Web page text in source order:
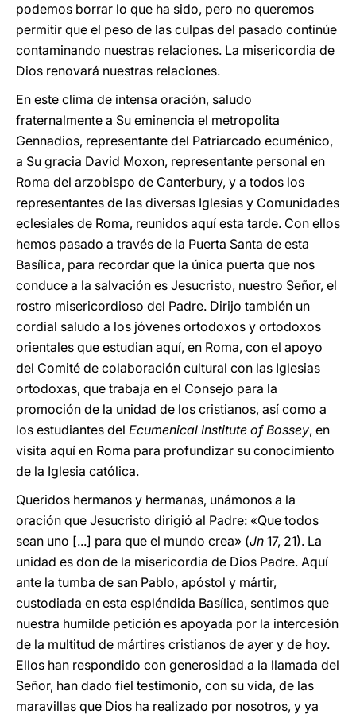
podemos borrar lo que ha sido, pero no queremos
permitir que el peso de las culpas del pasado continúe
contaminando nuestras relaciones. La misericordia de
Dios renovará nuestras relaciones.
En este clima de intensa oración, saludo
fraternalmente a Su eminencia el metropolita
Gennadios, representante del Patriarcado ecuménico,
a Su gracia David Moxon, representante personal en
Roma del arzobispo de Canterbury, y a todos los
representantes de las diversas Iglesias y Comunidades
eclesiales de Roma, reunidos aquí esta tarde. Con ellos
hemos pasado a través de la Puerta Santa de esta
Basílica, para recordar que la única puerta que nos
conduce a la salvación es Jesucristo, nuestro Señor, el
rostro misericordioso del Padre. Dirijo también un
cordial saludo a los jóvenes ortodoxos y ortodoxos
orientales que estudian aquí, en Roma, con el apoyo
del Comité de colaboración cultural con las Iglesias
ortodoxas, que trabaja en el Consejo para la
promoción de la unidad de los cristianos, así como a
los estudiantes del Ecumenical Institute of Bossey, en
visita aquí en Roma para profundizar su conocimiento
de la Iglesia católica.
Queridos hermanos y hermanas, unámonos a la
oración que Jesucristo dirigió al Padre: «Que todos
sean uno [...] para que el mundo crea» (Jn 17, 21). La
unidad es don de la misericordia de Dios Padre. Aquí
ante la tumba de san Pablo, apóstol y mártir,
custodiada en esta espléndida Basílica, sentimos que
nuestra humilde petición es apoyada por la intercesión
de la multitud de mártires cristianos de ayer y de hoy.
Ellos han respondido con generosidad a la llamada del
Señor, han dado fiel testimonio, con su vida, de las
maravillas que Dios ha realizado por nosotros, y ya